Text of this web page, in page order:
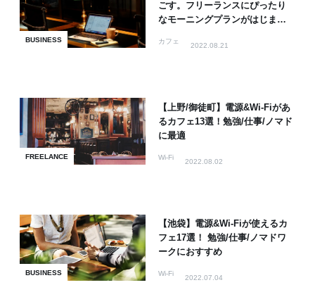
BUSINESS
ごす。フリーランスにぴったり
なモーニングプランがはじまり
カフェ
2022.08.21
FREELANCE
【上野/御徒町】電源&Wi-Fiがあ
るカフェ13選！勉強/仕事/ノマド
に最適
Wi-Fi
2022.08.02
BUSINESS
【池袋】電源&Wi-Fiが使えるカ
フェ17選！ 勉強/仕事/ノマドワ
ークにおすすめ
Wi-Fi
2022.07.04